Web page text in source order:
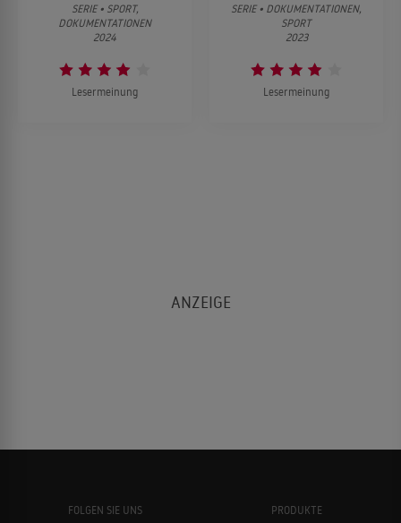
SERIE • SPORT,
DOKUMENTATIONEN
2024
Lesermeinung
SERIE • DOKUMENTATIONEN,
SPORT
2023
Lesermeinung
FOLGEN SIE UNS
PRODUKTE